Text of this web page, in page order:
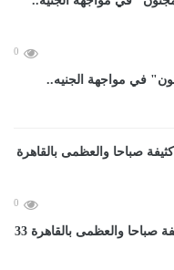
0
في مواجهة الجنيه..
0
الطقس غدا مائل للحرارة نهاراً وشبورة كثيفة صباحا والعظمى بالقاهرة 33